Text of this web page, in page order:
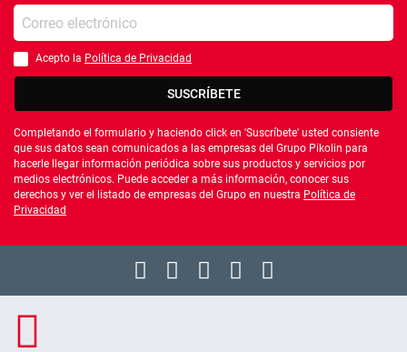
Introduce tu e-mail
Debes aceptar la política de privacidad
Acepto la Política de Privacidad
SUSCRÍBETE
Completando el formulario y haciendo click en 'Suscríbete' usted consiente
que sus datos sean comunicados a las empresas del Grupo Pikolin para
hacerle llegar información periódica sobre sus productos y servicios por
medios electrónicos. Puede acceder a más información, conocer sus
derechos y ver el listado de empresas del Grupo en nuestra Política de
Privacidad